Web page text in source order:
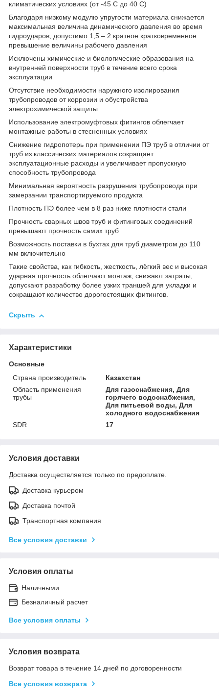
климатических условиях (от -45 С до 40 C)
Благодаря низкому модулю упругости материала снижается
максимальная величина динамического давления во время
гидроударов, допустимо 1,5 – 2 кратное кратковременное
превышение величины рабочего давления
Исключены химические и биологические образования на
внутренней поверхности труб в течение всего срока
эксплуатации
Отсутствие необходимости наружного изолирования
трубопроводов от коррозии и обустройства
электрохимической защиты
Использование электромуфтовых фитингов облегчает
монтажные работы в стесненных условиях
Снижение гидропотерь при применении ПЭ труб в отличии от
труб из классических материалов сокращает
эксплуатационные расходы и увеличивает пропускную
способность трубопровода
Минимальная вероятность разрушения трубопровода при
замерзании транспортируемого продукта
Плотность ПЭ более чем в 8 раз ниже плотности стали
Прочность сварных швов труб и фитинговых соединений
превышают прочность самих труб
Возможность поставки в бухтах для труб диаметром до 110
мм включительно
Такие свойства, как гибкость, жесткость, лёгкий вес и высокая
ударная прочность облегчают монтаж, снижают затраты,
допускают разработку более узких траншей для укладки и
сокращают количество дорогостоящих фитингов.
Скрыть
Характеристики
Основные
Страна производитель
Казахстан
Область применения
трубы
Для газоснабжения, Для
горячего водоснабжения,
Для питьевой воды, Для
холодного водоснабжения
SDR
17
Условия доставки
Доставка осуществляется только по предоплате.
Доставка курьером
Доставка почтой
Транспортная компания
Все условия доставки
Условия оплаты
Наличными
Безналичный расчет
Все условия оплаты
Условия возврата
Возврат товара в течение 14 дней по договоренности
Все условия возврата